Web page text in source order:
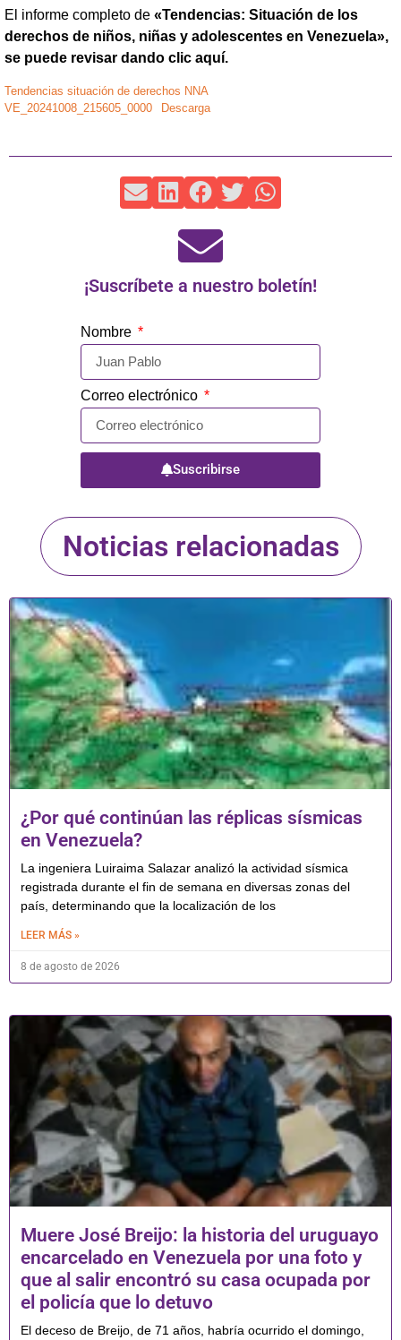
El informe completo de «Tendencias: Situación de los
derechos de niños, niñas y adolescentes en Venezuela»,
se puede revisar dando clic aquí.
Tendencias situación de derechos NNA
VE_20241008_215605_0000
Descarga
¡Suscríbete a nuestro boletín!
Nombre
Correo electrónico
Suscribirse
Noticias relacionadas
¿Por qué continúan las réplicas sísmicas
en Venezuela?
La ingeniera Luiraima Salazar analizó la actividad sísmica
registrada durante el fin de semana en diversas zonas del
país, determinando que la localización de los
LEER MÁS »
8 de agosto de 2026
Muere José Breijo: la historia del uruguayo
encarcelado en Venezuela por una foto y
que al salir encontró su casa ocupada por
el policía que lo detuvo
El deceso de Breijo, de 71 años, habría ocurrido el domingo,